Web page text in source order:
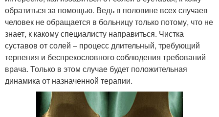
обратиться за помощью. Ведь в половине всех случаев
человек не обращается в больницу только потому, что не
знает, к какому специалисту направиться. Чистка
суставов от солей – процесс длительный, требующий
терпения и беспрекословного соблюдения требований
врача. Только в этом случае будет положительная
динамика от назначенной терапии.